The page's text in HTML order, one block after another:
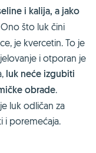
i kalija, a jako
Ono što luk čini
je kvercetin. To je
i otporan je
luk neće izgubiti
obrade.
luk odličan za
i poremećaja.